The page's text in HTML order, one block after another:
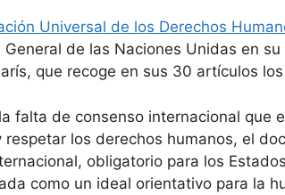
Universal de los Derechos
de las Naciones Unidas en
que recoge en sus 30 artículos
falta de consenso internacional que
respetar los derechos humanos, el
obligatorio para los
como un ideal orientativo para la